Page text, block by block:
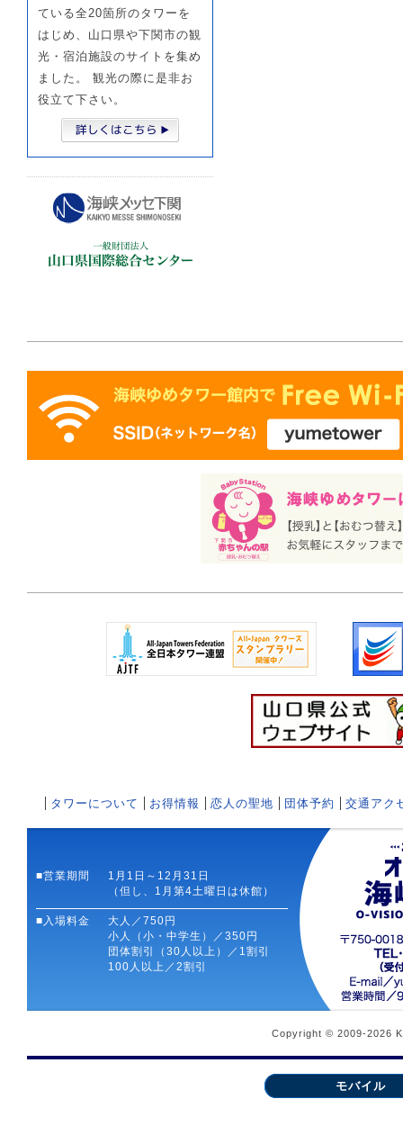
ている全20箇所のタワーを
はじめ、山口県や下関市の観
光・宿泊施設のサイトを集め
ました。 観光の際に是非お
役立て下さい。
タワーについて お得情報 恋人の聖地 団体予約 交通アク
■営業期間
1月1日～12月31日
（但し、1月第4土曜日は休館）
■入場料金
大人／750円
小人（小・中学生）／350円
団体割引（30人以上）／1割引
100人以上／2割引
Copyright © 2009-2026
モバイル